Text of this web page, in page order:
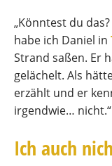
„Könntest du
habe ich Daniel in
Strand saßen. Er
gelächelt. Als
erzählt und er
irgendwie… nicht.“
Ich auch